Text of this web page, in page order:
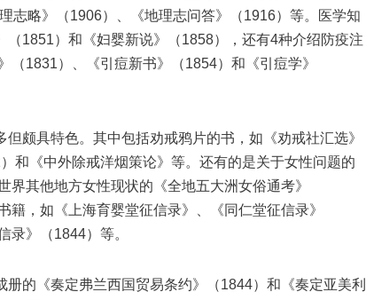
志略》（1906）、《地理志问答》（1916）等。医学知
1851）和《妇婴新说》（1858），还有4种介绍防疫注
1831）、《引痘新书》（1854）和《引痘学》
颇具特色。其中包括劝戒鸦片的书，如《劝戒社汇选》
和《中外除戒洋烟策论》等。还有的是关于女性问题的
其他地方女性现状的《全地五大洲女俗通考》
籍，如《上海育婴堂征信录》、《同仁堂征信录》
录》（1844）等。
的《奏定弗兰西国贸易条约》（1844）和《奏定亚美利